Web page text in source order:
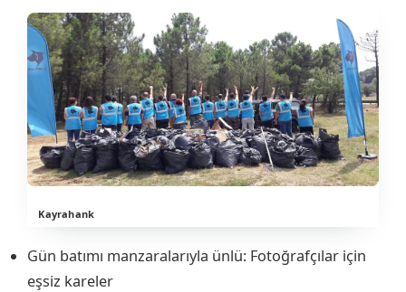
Kayrahank
Gün batımı manzaralarıyla ünlü: Fotoğrafçılar için
eşsiz kareler